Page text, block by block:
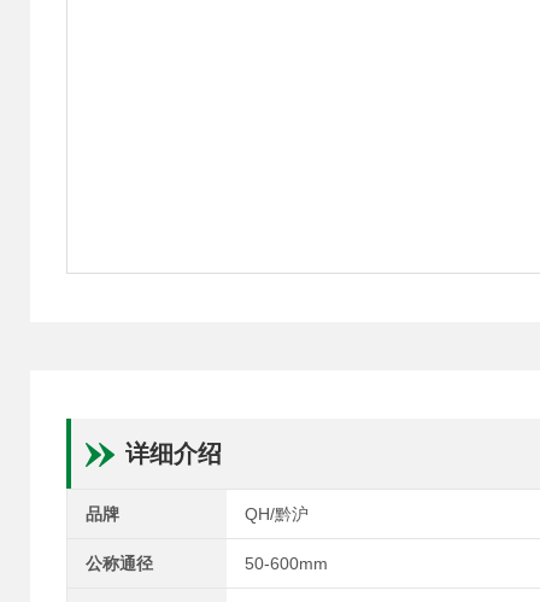
详细介绍
品牌 QH/黔沪
公称通径 50-600mm